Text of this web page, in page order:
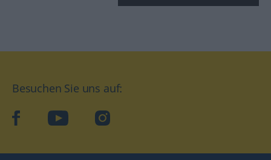
Besuchen Sie uns auf:
facebookYouTube Instagram